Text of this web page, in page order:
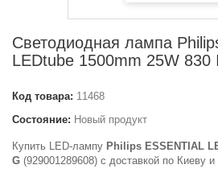
Светодиодная лампа
LEDtube 1500mm 25W 830
Код товара: 11468
Состояние: Новый продукт
Купить LED-лампу Philips ESSENTIAL
G (929001289608) c доставкой по Киеву и